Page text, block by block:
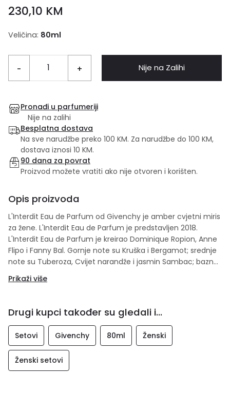
230,10 KM
Veličina: 80ml
- + Nije na Zalihi
Pronađi u parfumeriji
Nije na zalihi
Besplatna dostava
Na sve narudžbe preko 100 KM. Za narudžbe do 100 KM,
dostava iznosi 10 KM.
90 dana za povrat
Proizvod možete vratiti ako nije otvoren i korišten.
Opis proizvoda
L'Interdit Eau de Parfum od Givenchy je amber cvjetni miris
za žene. L'Interdit Eau de Parfum je predstavljen 2018.
L'Interdit Eau de Parfum je kreirao Dominique Ropion, Anne
Flipo i Fanny Bal. Gornje note su Kruška i Bergamot; srednje
note su Tuberoza, Cvijet narandže i jasmin Sambac; bazne
ml eau de parfum + 75 ml parfemski losion za tijelo + 75ml
Prikaži više
Drugi kupci također su gledali i...
Setovi Givenchy 80ml Ženski
Ženski setovi